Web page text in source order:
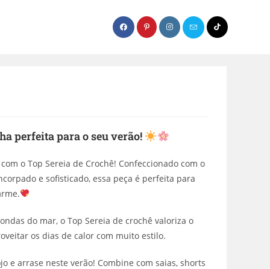
perfeita para o seu verão!
o Top Sereia de Crochê! Confeccionado com o
e sofisticado, essa peça é perfeita para
do mar, o Top Sereia de crochê valoriza o
os dias de calor com muito estilo.
e arrase neste verão! Combine com saias, shorts